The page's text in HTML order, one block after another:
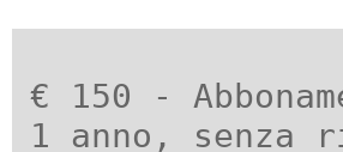
€ 150 -
1 anno, senza